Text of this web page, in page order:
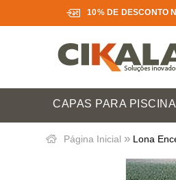
10% DE DESCONTO
CAPAS PARA PISCINA
Página Inicial » Lona